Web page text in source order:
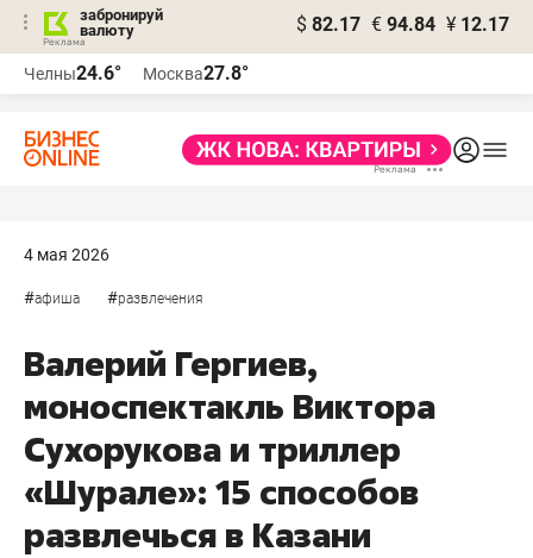
забронируй
валюту
$ 82.17 € 94.84 ¥ 12.17
Челны24.6° Москва27.8°
4 мая 2026
#афиша #развлечения
Валерий Гергиев,
моноспектакль Виктора
Сухорукова и триллер
«Шурале»: 15 способов
развлечься в Казани